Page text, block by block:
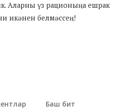
Аларны үз рационыңа ешрак
икәнен белмәссең!
Баш бит